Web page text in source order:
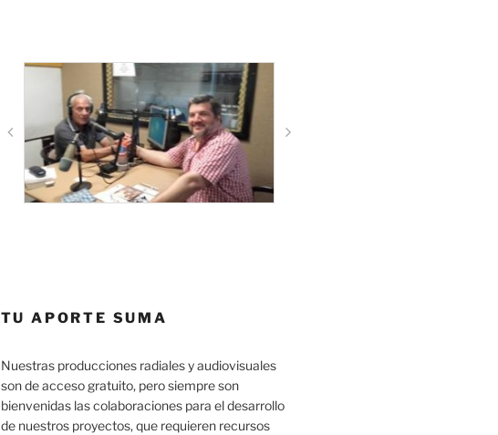
TU APORTE SUMA
Nuestras producciones radiales y audiovisuales
son de acceso gratuito, pero siempre son
bienvenidas las colaboraciones para el desarrollo
de nuestros proyectos, que requieren recursos